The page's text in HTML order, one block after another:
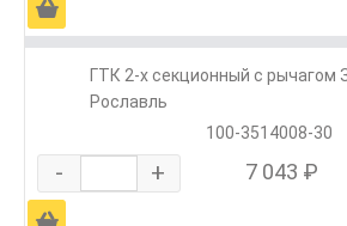
Ä
ГТК 2-х секционный с
Рославль
100-3514008-30
- + 7 043 ₽